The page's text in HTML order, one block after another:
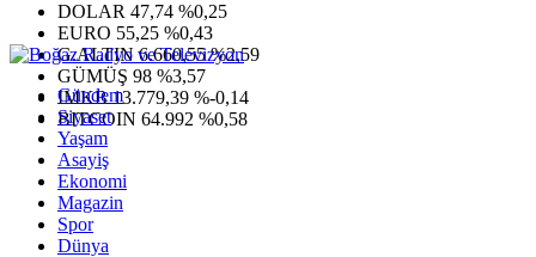
DOLAR 47,74 %0,25
EURO 55,25 %0,43
G.ALTIN6.660,55 %2,59
GÜMÜŞ 98 %3,57
IMKB13.779,39 %-0,14
BITCOIN 64.992 %0,58
Gündem
Siyaset
Yaşam
Asayiş
Ekonomi
Magazin
Spor
Dünya